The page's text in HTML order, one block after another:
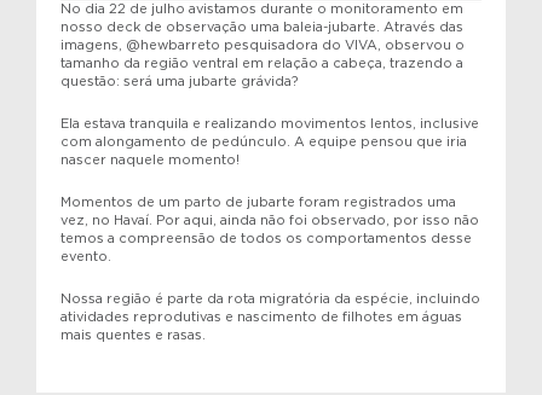
No dia 22 de julho avistamos durante o monitoramento em
nosso deck de observação uma baleia-jubarte. Através das
imagens, @hewbarreto pesquisadora do VIVA, observou o
tamanho da região ventral em relação a cabeça, trazendo a
questão: será uma jubarte grávida?
Ela estava tranquila e realizando movimentos lentos, inclusive
com alongamento de pedúnculo. A equipe pensou que iria
nascer naquele momento!
Momentos de um parto de jubarte foram registrados uma
vez, no Havaí. Por aqui, ainda não foi observado, por isso não
temos a compreensão de todos os comportamentos desse
evento.
Nossa região é parte da rota migratória da espécie, incluindo
atividades reprodutivas e nascimento de filhotes em águas
mais quentes e rasas.